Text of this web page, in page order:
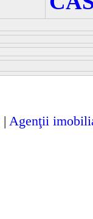
| Agenţii